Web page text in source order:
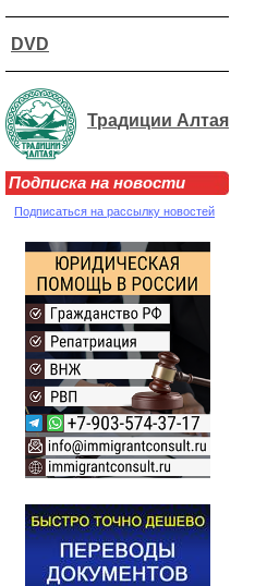
DVD
Традиции Алтая
Подписка на новости
Подписаться на рассылку новостей